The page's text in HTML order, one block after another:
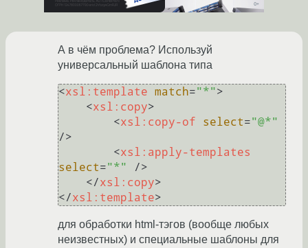
А в чём проблема? Используй
универсальный шаблона типа
<xsl:template match="*">
<xsl:copy>
<xsl:copy-of select="@*"
/>
<xsl:apply-templates
select="*"
/>
</xsl:copy>
</xsl:template>
для обработки html-тэгов (вообще любых
неизвестных) и специальные шаблоны для